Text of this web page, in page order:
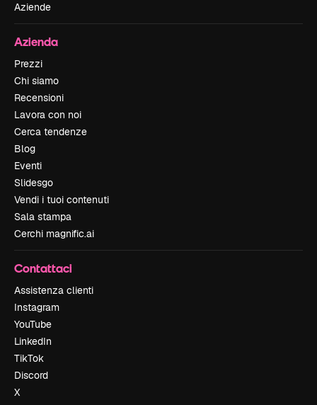
Aziende
Azienda
Prezzi
Chi siamo
Recensioni
Lavora con noi
Cerca tendenze
Blog
Eventi
Slidesgo
Vendi i tuoi contenuti
Sala stampa
Cerchi magnific.ai
Contattaci
Assistenza clienti
Instagram
YouTube
LinkedIn
TikTok
Discord
X